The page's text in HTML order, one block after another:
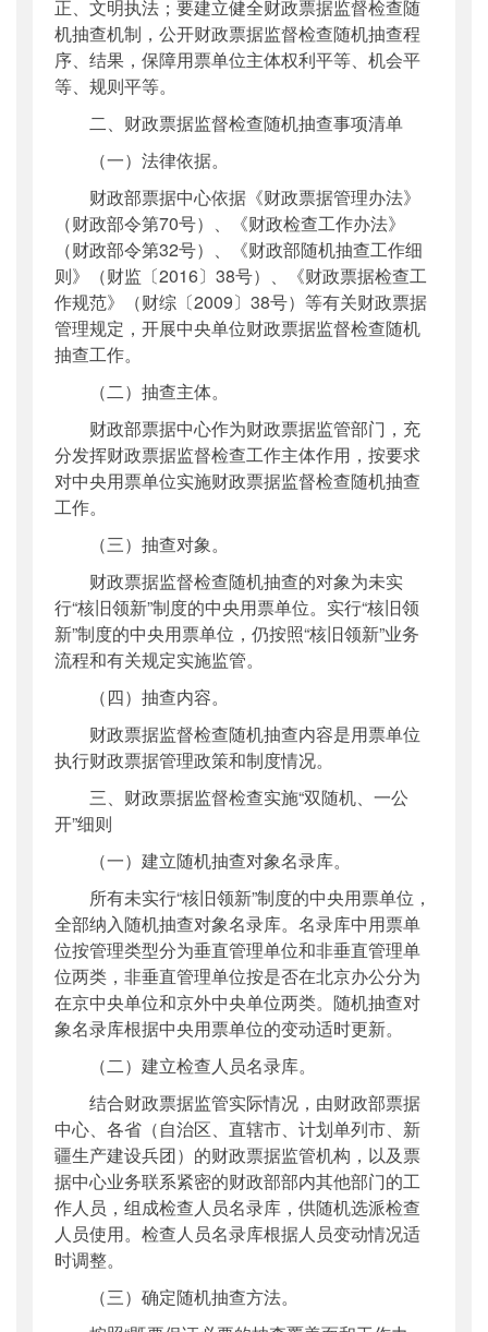
正、文明执法；要建立健全财政票据监督检查随
机抽查机制，公开财政票据监督检查随机抽查程
序、结果，保障用票单位主体权利平等、机会平
等、规则平等。
二、财政票据监督检查随机抽查事项清单
（一）法律依据。
财政部票据中心依据《财政票据管理办法》
（财政部令第70号）、《财政检查工作办法》
（财政部令第32号）、《财政部随机抽查工作细
则》（财监〔2016〕38号）、《财政票据检查工
作规范》（财综〔2009〕38号）等有关财政票据
管理规定，开展中央单位财政票据监督检查随机
抽查工作。
（二）抽查主体。
财政部票据中心作为财政票据监管部门，充
分发挥财政票据监督检查工作主体作用，按要求
对中央用票单位实施财政票据监督检查随机抽查
工作。
（三）抽查对象。
财政票据监督检查随机抽查的对象为未实
行“核旧领新”制度的中央用票单位。实行“核旧领
新”制度的中央用票单位，仍按照“核旧领新”业务
流程和有关规定实施监管。
（四）抽查内容。
财政票据监督检查随机抽查内容是用票单位
执行财政票据管理政策和制度情况。
三、财政票据监督检查实施“双随机、一公
开”细则
（一）建立随机抽查对象名录库。
所有未实行“核旧领新”制度的中央用票单位，
全部纳入随机抽查对象名录库。名录库中用票单
位按管理类型分为垂直管理单位和非垂直管理单
位两类，非垂直管理单位按是否在北京办公分为
在京中央单位和京外中央单位两类。随机抽查对
象名录库根据中央用票单位的变动适时更新。
（二）建立检查人员名录库。
结合财政票据监管实际情况，由财政部票据
中心、各省（自治区、直辖市、计划单列市、新
疆生产建设兵团）的财政票据监管机构，以及票
据中心业务联系紧密的财政部部内其他部门的工
作人员，组成检查人员名录库，供随机选派检查
人员使用。检查人员名录库根据人员变动情况适
时调整。
（三）确定随机抽查方法。